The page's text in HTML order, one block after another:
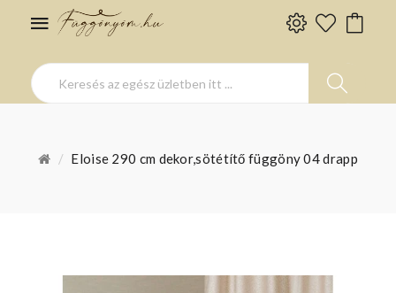
Eloise 290 cm dekor,sötétítő függöny 04 drapp